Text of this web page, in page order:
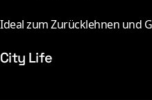
Ideal zum Zurücklehnen und
City Life